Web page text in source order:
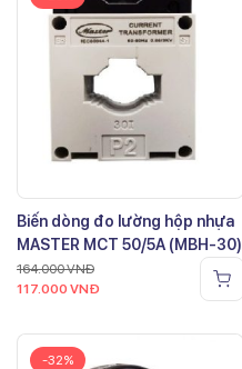
Biến dòng đo lường hộp nhựa
MASTER MCT 50/5A (MBH-30)
164.000VNĐ
117.000 VNĐ
-32%